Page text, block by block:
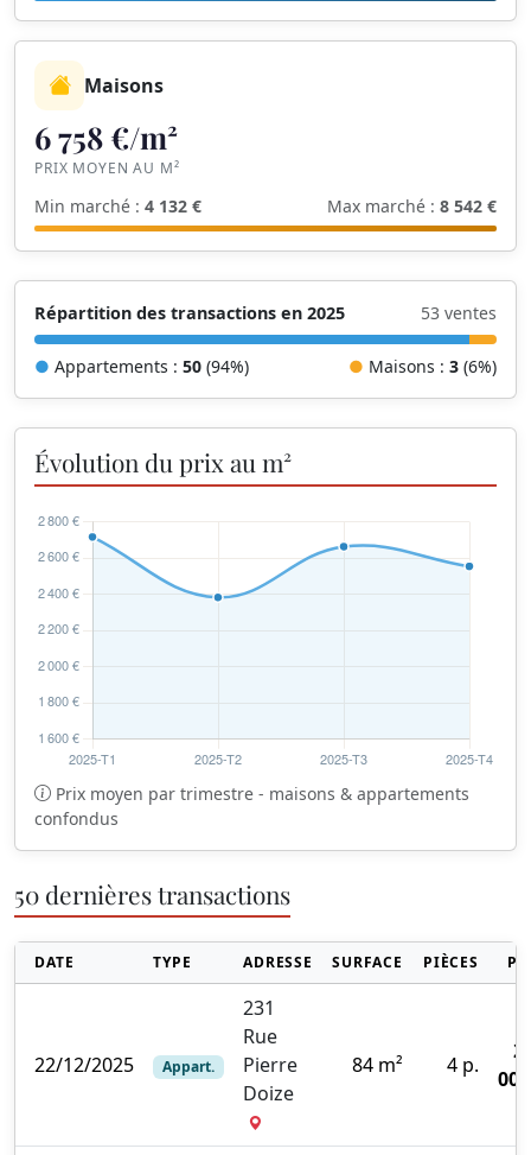
Maisons
6 758 €/m²
PRIX MOYEN AU M²
Min marché : 4 132 € Max marché : 8 542 €
Répartition des transactions en 2025 53 ventes
● Appartements : 50 (94%) ● Maisons : 3 (6%)
Évolution du prix au m²
Prix moyen par trimestre - maisons & appartements
confondus
50 dernières transactions
DATE TYPE ADRESSE SURFACE PIÈCES
22/12/2025 Appart.
231
Rue
Pierre
Doize
84 m² 4 p.